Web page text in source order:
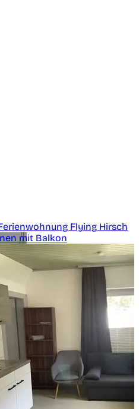
Flying Hirsch
mit Balkon